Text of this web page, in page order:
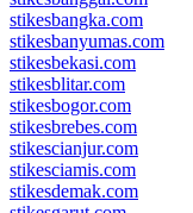
stikesbangka.com
stikesbanyumas.com
stikesbekasi.com
stikesblitar.com
stikesbogor.com
stikesbrebes.com
stikescianjur.com
stikesciamis.com
stikesdemak.com